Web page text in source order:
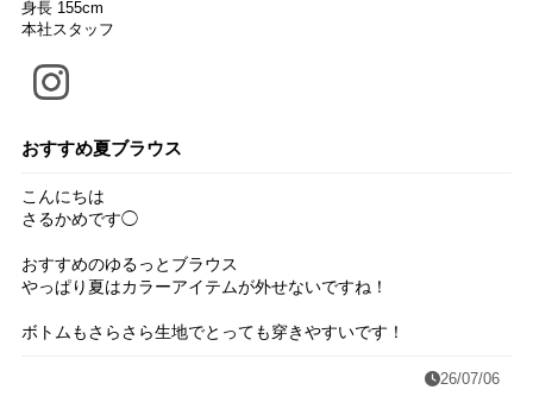
身長 155cm
本社スタッフ
おすすめ夏ブラウス
こんにちは
さるかめです◯
おすすめのゆるっとブラウス
やっぱり夏はカラーアイテムが外せないですね！
ボトムもさらさら生地でとっても穿きやすいです！
26/07/06